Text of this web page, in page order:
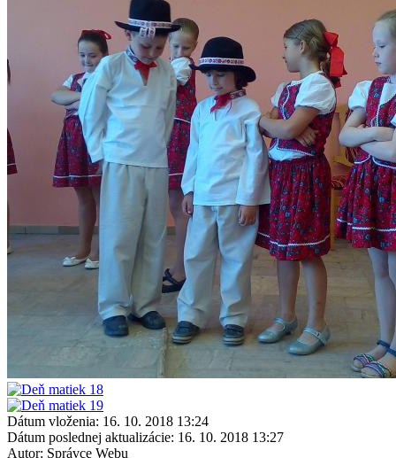
Dátum vloženia: 16. 10. 2018 13:24
Dátum poslednej aktualizácie: 16. 10. 2018 13:27
Autor: Správce Webu